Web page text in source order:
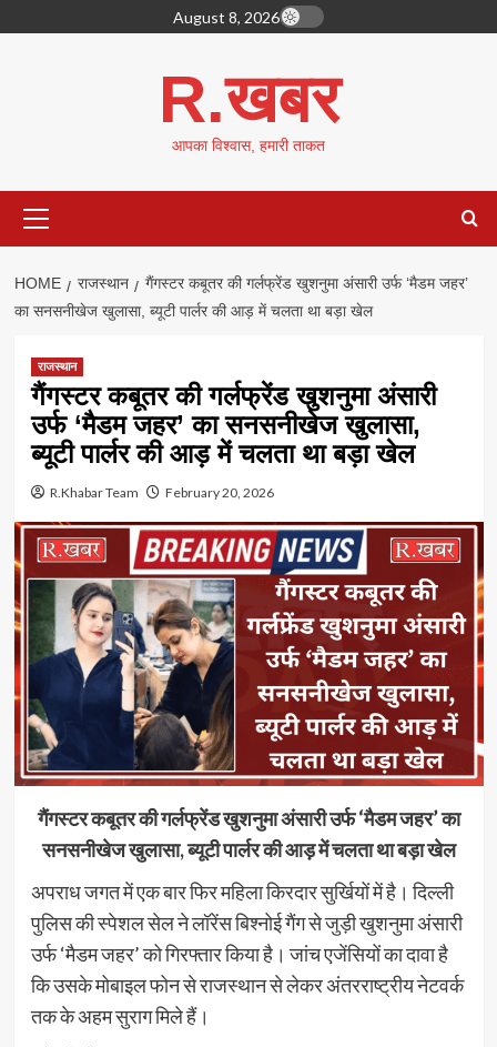
to
August 8, 2026
R.खबर
आपका विश्वास, हमारी ताकत
Menu
HOME राजस्थान
गैंगस्टर कबूतर की गर्लफ्रेंड खुशनुमा अंसारी उर्फ ‘मैडम जहर’
का सनसनीखेज खुलासा, ब्यूटी पार्लर की आड़ में चलता था बड़ा खेल
राजस्थान
गैंगस्टर कबूतर की गर्लफ्रेंड खुशनुमा अंसारी
उर्फ ‘मैडम जहर’ का सनसनीखेज खुलासा,
ब्यूटी पार्लर की आड़ में चलता था बड़ा खेल
R.Khabar Team February 20, 2026
गैंगस्टर कबूतर की गर्लफ्रेंड खुशनुमा अंसारी उर्फ ‘मैडम जहर’ का
सनसनीखेज खुलासा, ब्यूटी पार्लर की आड़ में चलता था बड़ा खेल
अपराध जगत में एक बार फिर महिला किरदार सुर्खियों में है। दिल्ली
पुलिस की स्पेशल सेल ने लॉरेंस बिश्नोई गैंग से जुड़ी खुशनुमा अंसारी
उर्फ ‘मैडम जहर’ को गिरफ्तार किया है। जांच एजेंसियों का दावा है
कि उसके मोबाइल फोन से राजस्थान से लेकर अंतरराष्ट्रीय नेटवर्क
तक के अहम सुराग मिले हैं।